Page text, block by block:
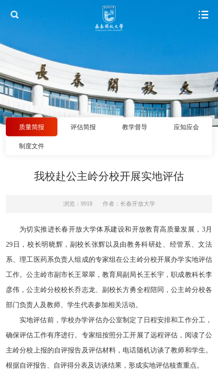
质量简报 评估简报 教学督导 应知应会
制度文件
我校赴公主岭分校开展实地评估
浏览：9918 作者：长春开放大学
为切实推进长春开放大学体系建设和开放教育高质量发展，3月
29日，校长明晓辉，副校长张辉以及由教务科研处、经管系、文法
系、理工医药系负责人组成的专家组在公主岭分校开展办学实地评估
工作。公主岭市副市长王翠翠，教育局副局长王长宇，职成教科长李
彦伟，公主岭分校校长乔志龙、副校长方勇全程陪同，公主岭分校各
部门负责人及教师、学生代表参加相关活动。
实地评估前，学校办学评估办公室制定了日程安排和工作分工，
确保评估工作有序进行。专家组按照分工开展了远程评估，阅读了公
主岭分校上报的自评报告及评估材料，电话随机访谈了教师和学生。
根据自评报告、自评得分表及访谈结果，形成实地评估核查重点。